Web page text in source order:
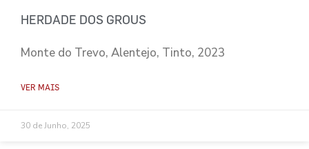
HERDADE DOS GROUS
Monte do Trevo, Alentejo, Tinto, 2023
VER MAIS
30 de Junho, 2025